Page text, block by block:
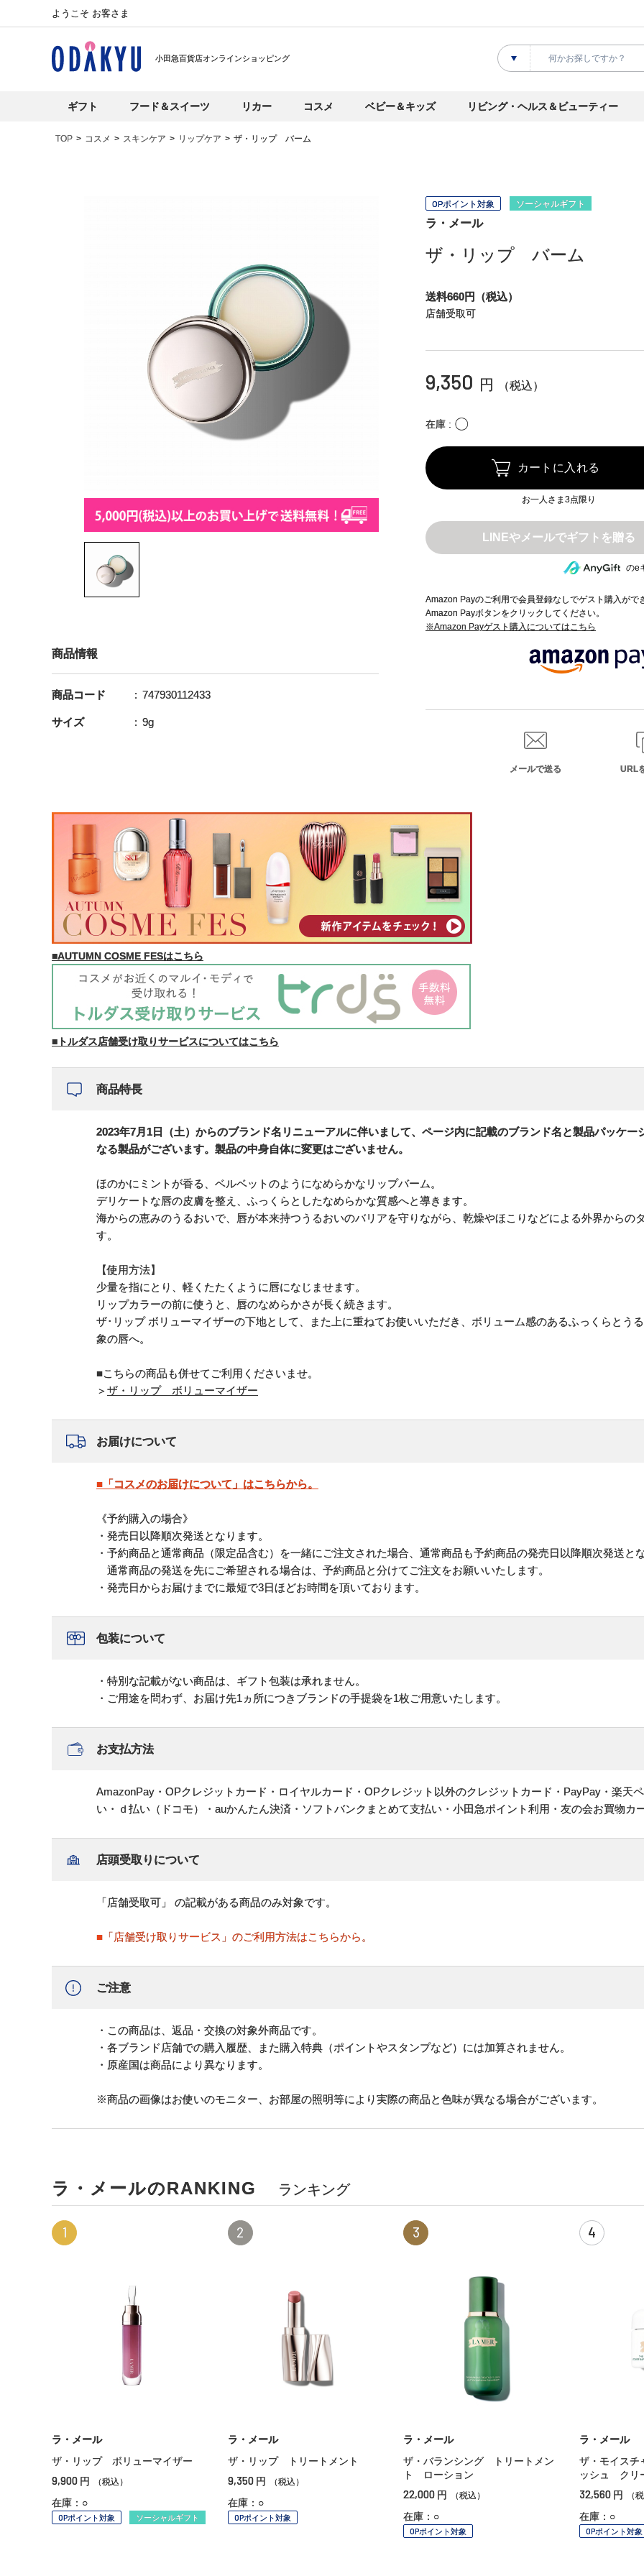
ようこそ お客さま
小田急百貨店オンラインショッピング
ギフト フード＆スイーツ リカー コスメ ベビー＆キッズ リビング・ヘルス＆ビューティー
TOP コスメ スキンケア リップケア ザ・リップ バーム
OPポイント対象 ソーシャルギフト
ラ・メール
ザ・リップ バーム
送料660円（税込）
店舗受取可
9,350 円 （税込）
在庫 〇
カートに入れる
お一人さま3点限り
のe
Amazon Payのご利用で会員登録なしでゲスト購入がで
Amazon Payボタンをクリックしてください。
※Amazon Payゲスト購入についてはこちら
メールで送る URL
商品情報
商品コード 747930112433
サイズ 9g
■AUTUMN COSME FESはこちら
■トルダス店舗受け取りサービスについてはこちら
商品特長
2023年7月1日（土）からのブランド名リニューアルに伴いまして、ページ内に記載のブランド名と製品パッケー
なる製品がございます。製品の中身自体に変更はございません。
ほのかにミントが香る、ベルベットのようになめらかなリップバーム。
デリケートな唇の皮膚を整え、ふっくらとしたなめらかな質感へと導きます。
海からの恵みのうるおいで、唇が本来持つうるおいのバリアを守りながら、乾燥やほこりなどによる外界からの
す。
【使用方法】
少量を指にとり、軽くたたくように唇になじませます。
リップカラーの前に使うと、唇のなめらかさが長く続きます。
ザ･リップ ボリューマイザーの下地として、また上に重ねてお使いいただき、ボリューム感のあるふっくらとう
象の唇へ。
■こちらの商品も併せてご利用くださいませ。
＞ザ・リップ ボリューマイザー
お届けについて
■「コスメのお届けについて」はこちらから。
《予約購入の場合》
・発売日以降順次発送となります。
・予約商品と通常商品（限定品含む）を一緒にご注文された場合、通常商品も予約商品の発売日以降順次発送と
通常商品の発送を先にご希望される場合は、予約商品と分けてご注文をお願いいたします。
・発売日からお届けまでに最短で3日ほどお時間を頂いております。
包装について
・特別な記載がない商品は、ギフト包装は承れません。
・ご用途を問わず、お届け先1ヵ所につきブランドの手提袋を1枚ご用意いたします。
お支払方法
AmazonPay・OPクレジットカード・ロイヤルカード・OPクレジット以外のクレジットカード・PayPay・楽天
い・ｄ払い（ドコモ）・auかんたん決済・ソフトバンクまとめて支払い・小田急ポイント利用・友の会お買物カ
店頭受取りについて
「店舗受取可」 の記載がある商品のみ対象です。
■「店舗受け取りサービス」のご利用方法はこちらから。
ご注意
・この商品は、返品・交換の対象外商品です。
・各ブランド店舗での購入履歴、また購入特典（ポイントやスタンプなど）には加算されません。
・原産国は商品により異なります。
※商品の画像はお使いのモニター、お部屋の照明等により実際の商品と色味が異なる場合がございます。
ラ・メールのRANKING ランキング
1
ラ・メール
ザ・リップ ボリューマイザー
9,900 円 （税込）
在庫：○
OPポイント対象 ソーシャルギフト
2
ラ・メール
ザ・リップ トリートメント
9,350 円 （税込）
在庫：○
OPポイント対象
3
ラ・メール
ザ・バランシング トリートメン
ト ローション
22,000 円 （税込）
在庫：○
OPポイント対象
4
ラ・メール
ザ・モイス
ッシュ クリ
32,560 円 （
在庫：○
OPポイント対象